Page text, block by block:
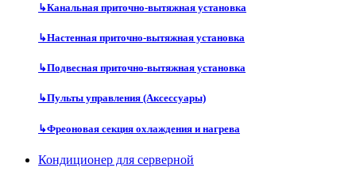
↳Канальная приточно-вытяжная установка
↳Настенная приточно-вытяжная установка
↳Подвесная приточно-вытяжная установка
↳Пульты управления (Аксессуары)
↳Фреоновая секция охлаждения и нагрева
Кондиционер для серверной